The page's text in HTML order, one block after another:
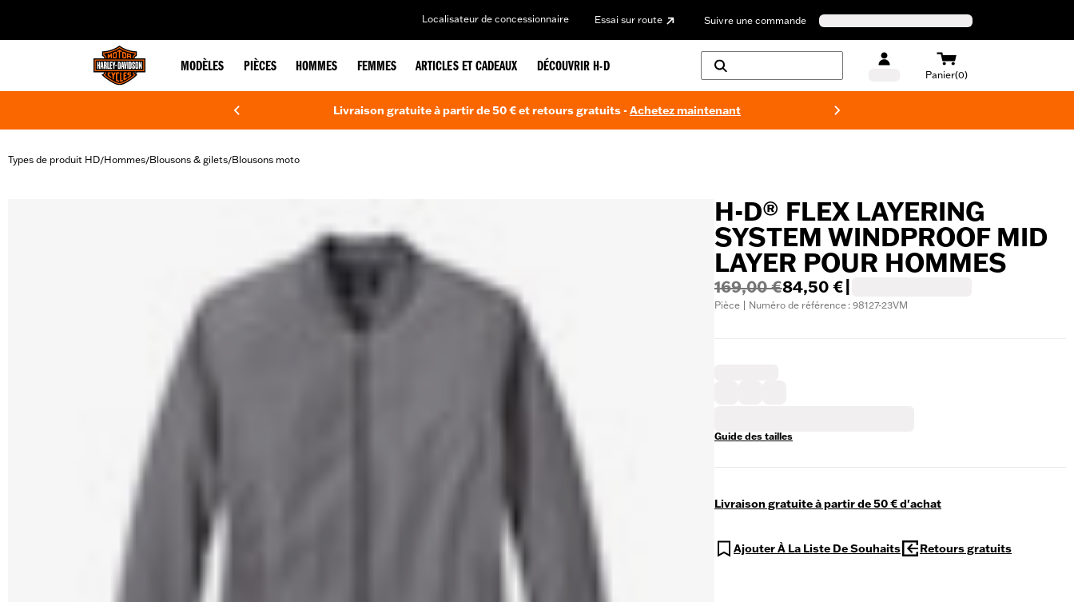
Localisateur de concessionnaire Essai sur route Suivre une commande
MODÈLES PIÈCES HOMMES FEMMES ARTICLES ET CADEAUX DÉCOUVRIR H-D
Panier(0)
Livraison gratuite à partir de 50 € et retours gratuits -Achetez maintenant
Types de produit HD/Hommes/Blousons & gilets/Blousons moto
H-D® FLEX LAYERING
SYSTEM WINDPROOF MID
LAYER POUR HOMMES
169,00 €84,50 €
Pièce | Numéro de référence : 98127-23VM
Guide des tailles
Livraison gratuite à partir de 50 € d'achat
Ajouter À La Liste De Souhaits Retours gratuits